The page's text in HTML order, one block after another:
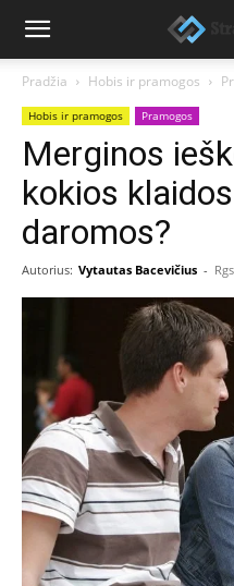
Pradžia Hobis ir pramogos
Hobis ir pramogos Pramogos
Merginos
kokios
daromos?
Autorius: Vytautas Bacevičius -